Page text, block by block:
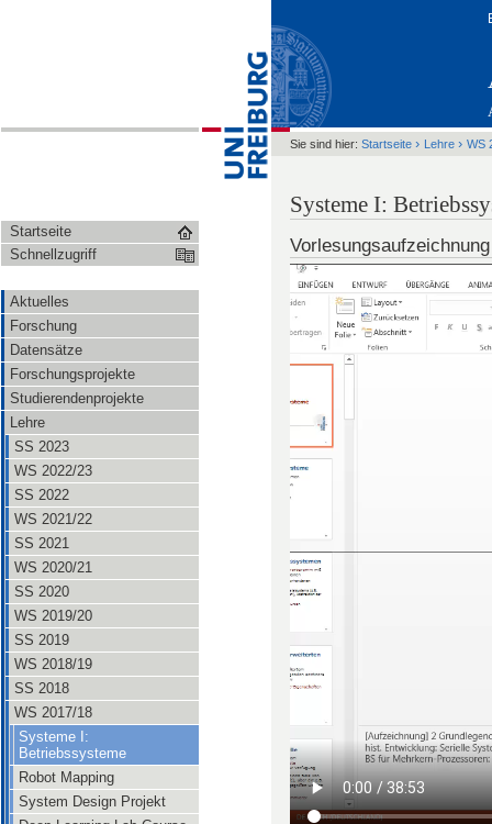
Startseite
Schnellzugriff
Aktuelles
Forschung
Datensätze
Forschungsprojekte
Studierendenprojekte
Lehre
SS 2023
WS 2022/23
SS 2022
WS 2021/22
SS 2021
WS 2020/21
SS 2020
WS 2019/20
SS 2019
WS 2018/19
SS 2018
WS 2017/18
Systeme I:
Betriebssysteme
Robot Mapping
System Design Projekt
Sie sind hier: Startseite › Lehre › WS
Systeme I:
Vorlesungsaufzeichnung